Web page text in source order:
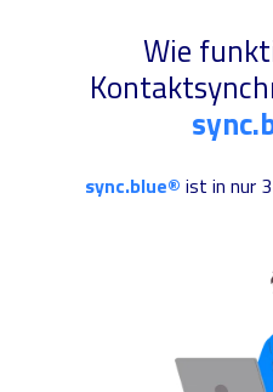
Wie
sync.blue® ist in nur